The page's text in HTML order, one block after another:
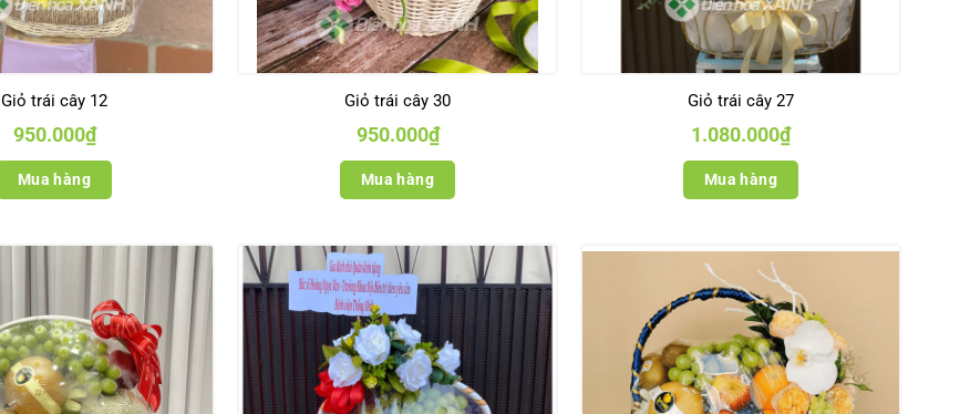
Giỏ trái cây 12
950.000₫
Mua hàng
Giỏ trái cây 30
950.000₫
Mua hàng
Giỏ trái cây 27
1.080.000₫
Mua hàng